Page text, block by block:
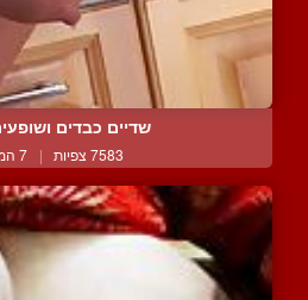
שדיים כבדים
7583 צפיות | 7 המלצות